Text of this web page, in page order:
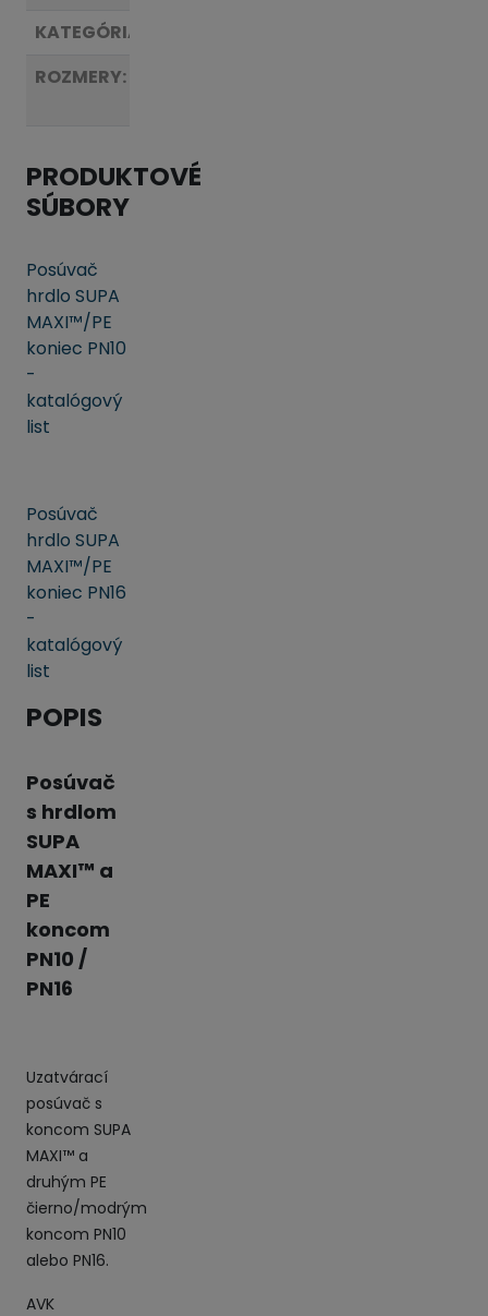
KATEGÓRIA:
ROZMERY:
PRODUKTOVÉ
SÚBORY
Posúvač
hrdlo SUPA
MAXI™/PE
koniec PN10
-
katalógový
list
Posúvač
hrdlo SUPA
MAXI™/PE
koniec PN16
-
katalógový
list
POPIS
Posúvač
s hrdlom
SUPA
MAXI™ a
PE
koncom
PN10 /
PN16
Uzatvárací
posúvač s
koncom SUPA
MAXI™ a
druhým PE
čierno/modrým
koncom PN10
alebo PN16.
AVK